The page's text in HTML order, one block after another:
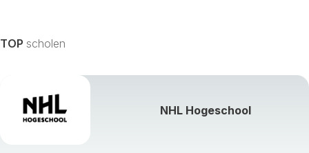
TOP scholen
NHL Hogeschool